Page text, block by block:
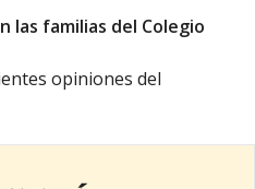
las familias del Colegio
opiniones del